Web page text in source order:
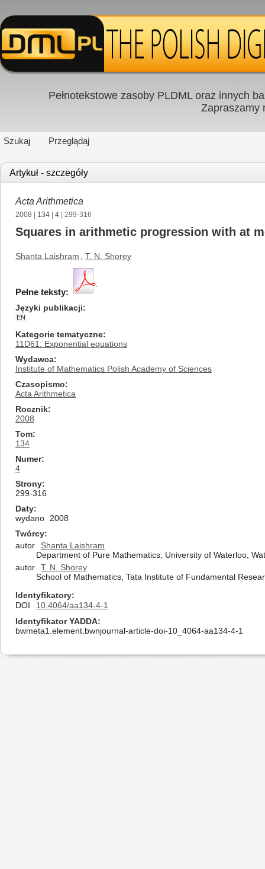
Pełnotekstowe zasoby PLDML oraz innych
Zapraszamy
Szukaj Przeglądaj
Artykuł - szczegóły
Acta Arithmetica
2008 134 4 | 299-316
Squares in arithmetic progression with at
Shanta Laishram T. N. Shorey
Pełne teksty:
Języki publikacji
EN
Kategorie tematyczne
11D61: Exponential equations
Wydawca
Institute of Mathematics Polish Academy of Sciences
Czasopismo
Acta Arithmetica
Rocznik
2008
Tom
134
Numer
4
Strony
299-316
Daty
wydano
2008
Twórcy
autor
Shanta Laishram
Department of Pure Mathematics, University of Waterloo,
autor
T. N. Shorey
School of Mathematics, Tata Institute of Fundamental
Identyfikatory
DOI
10.4064/aa134-4-1
Identyfikator YADDA
bwmeta1.element.bwnjournal-article-doi-10_4064-aa134-4-1